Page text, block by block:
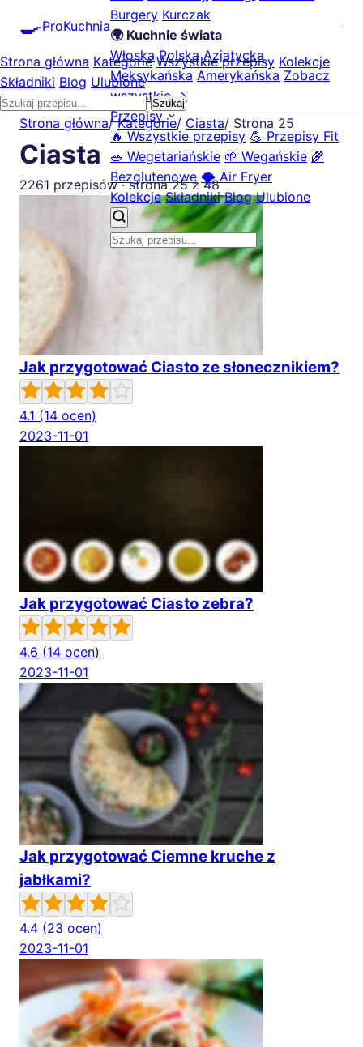
🍳ProKuchnia
Burgery Kurczak
🌍 Kuchnie świata
Włoska Polska Azjatycka
Meksykańska Amerykańska Zobacz
wszystkie →
Przepisy
🔥 Wszystkie przepisy 💪 Przepisy Fit
🥗 Wegetariańskie 🌱 Wegańskie 🌾
Bezglutenowe 🌪️ Air Fryer
Kolekcje Składniki Blog Ulubione
Strona główna Kategorie Wszystkie przepisy Kolekcje
Składniki Blog Ulubione
Szukaj
Strona główna/ Kategorie/ Ciasta/ Strona 25
Ciasta
2261 przepisów · strona 25 z 48
Jak przygotować Ciasto ze słonecznikiem?
4.1 (14 ocen)
2023-11-01
Jak przygotować Ciasto zebra?
4.6 (14 ocen)
2023-11-01
Jak przygotować Ciemne kruche z
jabłkami?
4.4 (23 ocen)
2023-11-01